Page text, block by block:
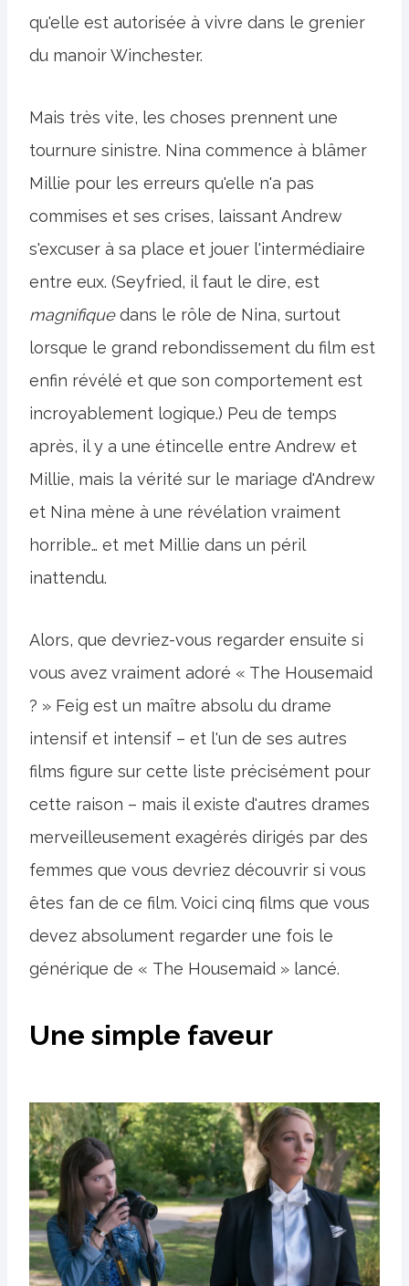
qu'elle est autorisée à vivre dans le grenier
du manoir Winchester.
Mais très vite, les choses prennent une
tournure sinistre. Nina commence à blâmer
Millie pour les erreurs qu'elle n'a pas
commises et ses crises, laissant Andrew
s'excuser à sa place et jouer l'intermédiaire
entre eux. (Seyfried, il faut le dire, est
magnifiquedans le rôle de Nina, surtout
lorsque le grand rebondissement du film est
enfin révélé et que son comportement est
incroyablement logique.) Peu de temps
après, il y a une étincelle entre Andrew et
Millie, mais la vérité sur le mariage d'Andrew
et Nina mène à une révélation vraiment
horrible… et met Millie dans un péril
inattendu.
Alors, que devriez-vous regarder ensuite si
vous avez vraiment adoré « The Housemaid
? » Feig est un maître absolu du drame
intensif et intensif – et l'un de ses autres
films figure sur cette liste précisément pour
cette raison – mais il existe d'autres drames
merveilleusement exagérés dirigés par des
femmes que vous devriez découvrir si vous
êtes fan de ce film. Voici cinq films que vous
devez absolument regarder une fois le
générique de « The Housemaid » lancé.
Une simple faveur